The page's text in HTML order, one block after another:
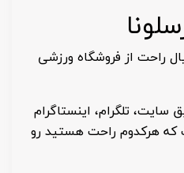
راحت از فروشگاه ورزشی
تلگرام، اینستاگرام
که هرکدوم راحت هستید رو